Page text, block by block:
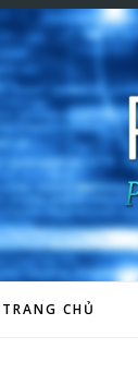
TRANG CHỦ